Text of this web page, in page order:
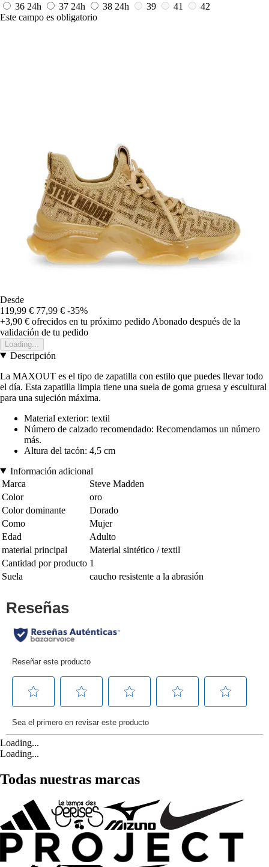
36 24h 37 24h 38 24h 39 41
42
Este campo es obligatorio
Desde
119,99 € 77,99 € -35%
+3,90 € ofrecidos en tu próximo pedido Abonado después de la
validación de tu pedido
Loading...
Descripción
La MAXOUT es el tipo de zapatilla con estilo que puedes llevar todo
el día. Esta zapatilla limpia tiene una suela de goma gruesa y escultural
para una sujeción máxima.
Material exterior: textil
Número de calzado recomendado: Recomendamos un número
más.
Altura del tacón: 4,5 cm
Información adicional
Marca
Steve Madden
Color
oro
Color dominante
Dorado
Como
Mujer
Edad
Adulto
material principal
Material sintético / textil
Cantidad por producto 1
Suela
caucho resistente a la abrasión
Loading...
Loading...
Todas nuestras marcas